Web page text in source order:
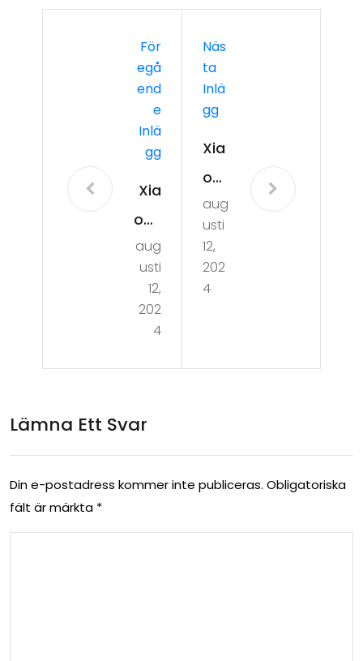
För
Egå
End
E
Inlä
Gg
Xia
omi
Red
mi
Not
e
13:
ans
Mell
an
aug
usti
12,
202
4
Näs
Ta
Inlä
Gg
Xia
omi
Red
mi
Not
e 10
Tes
aug
usti
12,
202
4
Lämna Ett Svar
Din e-postadress kommer inte publiceras. Obligatoriska
fält är märkta *